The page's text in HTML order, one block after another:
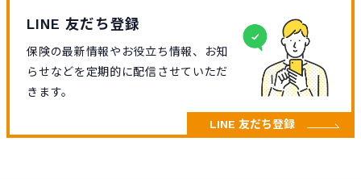
LINE 友だち登録
保険の最新情報やお役立ち情報、お知
らせなどを定期的に配信させていただ
きます。
LINE 友だち登録